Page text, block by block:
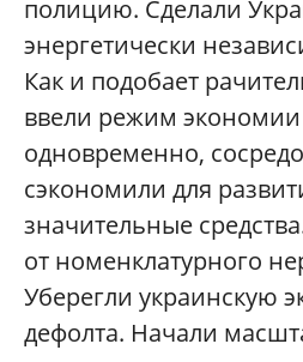
полицию. Сделали
энергетически
Как и подобает
ввели режим
одновременно,
сэкономили для
значительные
от номенклатурного
Уберегли украинскую
дефолта. Начали